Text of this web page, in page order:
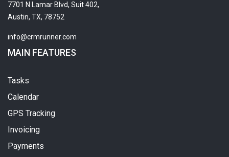
7701 N Lamar Blvd, Suit 402,
Austin, TX, 78752
info@crmrunner.com
MAIN FEATURES
Tasks
Calendar
GPS Tracking
Invoicing
Payments